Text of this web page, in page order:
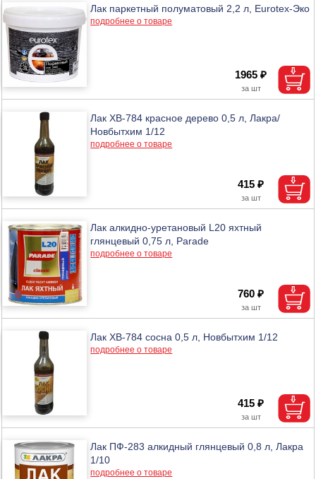
Лак паркетный полуматовый 2,2 л, Еurotex-Эко
подробнее о товаре
1965 ₽
Лак ХВ-784 красное дерево 0,5 л, Лакра/
Новбытхим 1/12
подробнее о товаре
415 ₽
Лак алкидно-уретановый L20 яхтный
глянцевый 0,75 л, Parade
подробнее о товаре
760 ₽
Лак ХВ-784 сосна 0,5 л, Новбытхим 1/12
подробнее о товаре
415 ₽
Лак ПФ-283 алкидный глянцевый 0,8 л, Лакра
1/10
подробнее о товаре